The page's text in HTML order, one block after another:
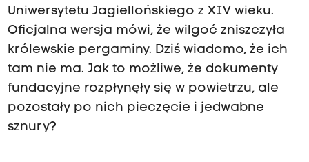
Uniwersytetu Jagiellońskiego z XIV wieku.
Oficjalna wersja mówi, że wilgoć zniszczyła
królewskie pergaminy. Dziś wiadomo, że ich
tam nie ma. Jak to możliwe, że dokumenty
fundacyjne rozpłynęły się w powietrzu, ale
pozostały po nich pieczęcie i jedwabne
sznury?